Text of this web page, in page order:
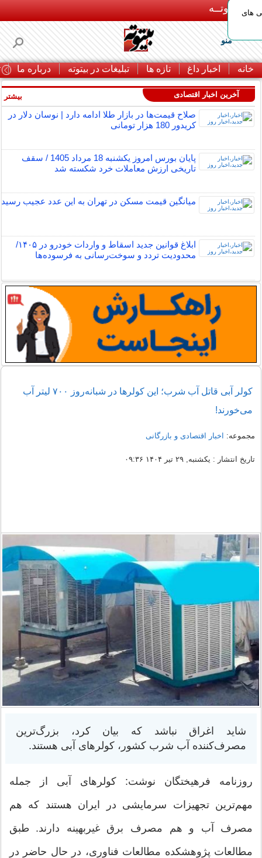
بـیتوتــه
منو
خانه اخبار داغ تازه ها تبلیغات در بیتوته درباره ما
های
آخرین اخبار اقتصادی
صلاح قیمت‌ها در بازار طلا ادامه دارد | نوسان دلار در
کریدور 180 هزار تومانی
پایان بورس امروز یکشنبه 18 مرداد 1405 / سقف
تاریخی ارزش معاملات خرد شکسته شد
میانگین قیمت مسکن در تهران به این عدد عجیب رسید
ابلاغ قوانین جدید اسقاط و واردات خودرو در ۱۴۰۵/
محدودیت تردد و سوخت‌رسانی به فرسوده‌ها
بیشتر
کولر آبی قاتل آب شرب؛ این کولرها در شبانه‌روز ۷۰۰ لیتر آب
می‌خورند!
مجموعه: اخبار اقتصادی و بازرگانی
تاریخ انتشار : یکشنبه, ۲۹ تیر ۱۴۰۴ ۰۹:۳۶
شاید اغراق نباشد که بیان کرد، بزرگ‌ترین
مصرف‌کننده آب شرب کشور، کولرهای آبی هستند.
روزنامه فرهیختگان نوشت: کولرهای آبی از جمله
مهم‌ترین تجهیزات سرمایشی در ایران هستند که هم
مصرف آب و هم مصرف برق غیربهینه دارند. طبق
مطالعات پژوهشکده مطالعات فناوری، در حال حاضر در